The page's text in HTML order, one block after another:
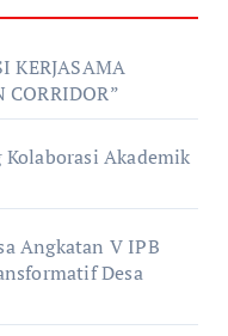
KERJASAMA
CORRIDOR”
Akademik
Angkatan V IPB
Desa